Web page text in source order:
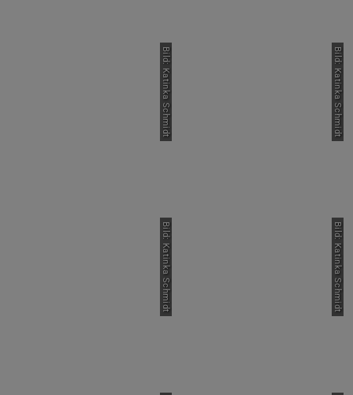
Bild: Katinka Schmidt
Bild: Katinka Schmidt
Bild: Katinka Schmidt
Bild: Katinka Schmidt